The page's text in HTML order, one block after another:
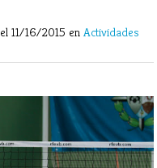
el 11/16/2015 en Actividades